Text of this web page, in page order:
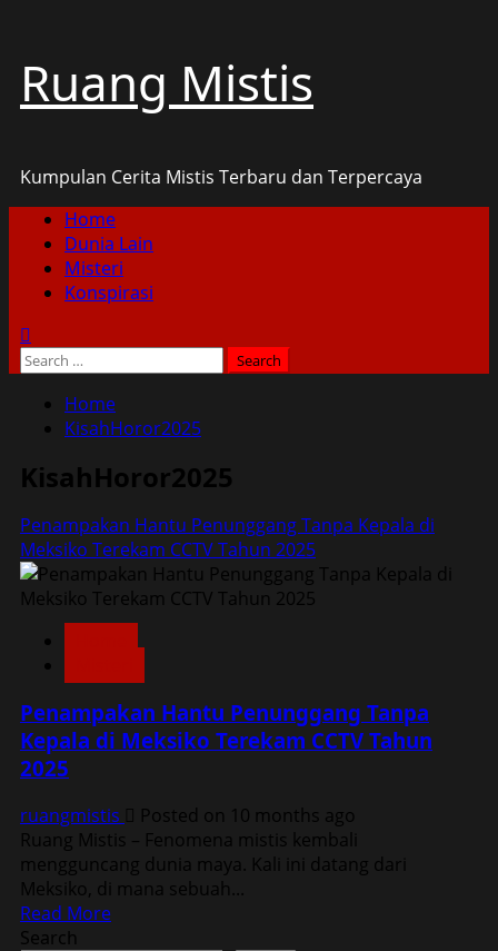
content
Ruang Mistis
Kumpulan Cerita Mistis Terbaru dan Terpercaya
Primary
Menu
Home
Dunia Lain
Misteri
Konspirasi
Search
Home
KisahHoror2025
KisahHoror2025
Penampakan Hantu Penunggang Tanpa Kepala di
Meksiko Terekam CCTV Tahun 2025
Penampakan Hantu Penunggang Tanpa
Kepala di Meksiko Terekam CCTV Tahun
2025
ruangmistis
Posted on 10 months ago
Ruang Mistis – Fenomena mistis kembali
mengguncang dunia maya. Kali ini datang dari
Meksiko, di mana sebuah...
Read MoreRead
Search